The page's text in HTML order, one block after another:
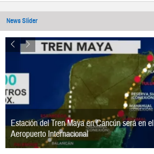
News Slider
Estación del Tren Maya en Cancún será en el
Aeropuerto Internacional